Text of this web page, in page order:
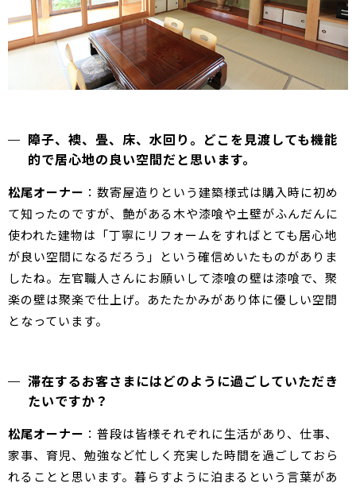
障子、襖、畳、床、水回り。どこを見渡しても機能
的で居心地の良い空間だと思います。
松尾オーナー ：数寄屋造りという建築様式は購入時に初め
て知ったのですが、艶がある木や漆喰や土壁がふんだんに
使われた建物は「丁寧にリフォームをすればとても居心地
が良い空間になるだろう」という確信めいたものがありま
したね。左官職人さんにお願いして漆喰の壁は漆喰で、聚
楽の壁は聚楽で仕上げ。あたたかみがあり体に優しい空間
となっています。
滞在するお客さまにはどのように過ごしていただき
たいですか？
松尾オーナー ：普段は皆様それぞれに生活があり、仕事、
家事、育児、勉強など忙しく充実した時間を過ごしておら
れることと思います。暮らすように泊まるという言葉があ